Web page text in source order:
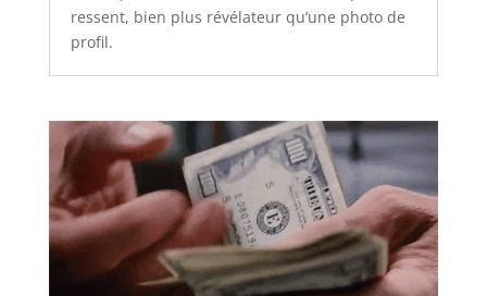
ressent, bien plus révélateur qu’une photo de
profil.